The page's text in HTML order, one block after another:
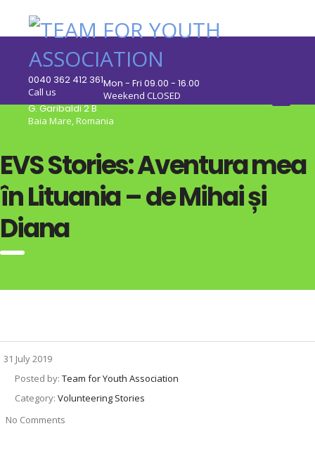
0040 362 412 361
Call us
Mon - Fri 09.00 - 16.00
Weekend CLOSED
G. Garibaldi 2 B
Baia Mare, Romania
EVS Stories: Aventura mea
în Lituania – de Mihai și
Diana
31 July 2019
Posted by: Team for Youth Association
Category: Volunteering Stories
No Comments